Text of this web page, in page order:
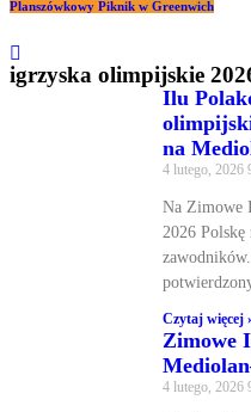
Planszówkowy Piknik w Greenwich
igrzyska olimpijskie
Ilu
na
4 lutego, 2026
Na Zimowe
2026 Polskę
Czytaj więcej
Zimowe
4 lutego, 2026